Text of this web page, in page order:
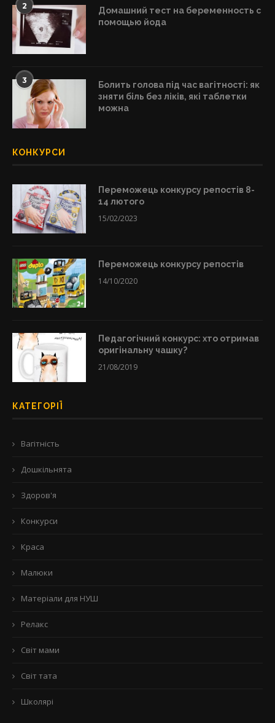
2
Домашний тест на беременность с
помощью йода
3
Болить голова під час вагітності: як
зняти біль без ліків, які таблетки
можна
КОНКУРСИ
Переможець конкурсу репостів 8-
14 лютого
15/02/2023
Переможець конкурсу репостів
14/10/2020
Педагогічний конкурс: хто отримав
оригінальну чашку?
21/08/2019
КАТЕГОРІЇ
Вагітність
Дошкільнята
Здоров'я
Конкурси
Краса
Малюки
Матеріали для НУШ
Релакс
Світ мами
Світ тата
Школярі